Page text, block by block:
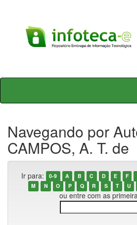
Skip
Navegando por
CAMPOS, A. T. de
Ir para: 0-9 A B C D E F
M
N O P Q R S T U
ou entre com as